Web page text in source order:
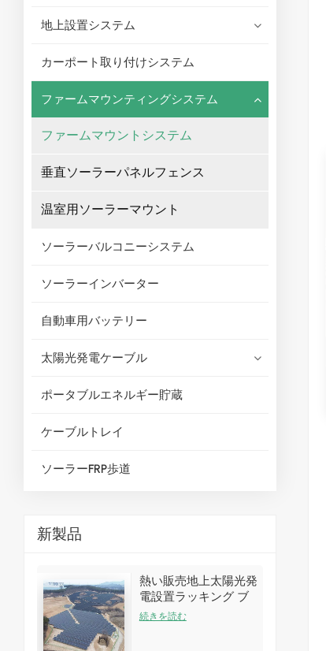
地上設置システム
カーポート取り付けシステム
ファームマウンティングシステム
ファームマウントシステム
垂直ソーラーパネルフェンス
温室用ソーラーマウント
ソーラーバルコニーシステム
ソーラーインバーター
自動車用バッテリー
太陽光発電ケーブル
ポータブルエネルギー貯蔵
ケーブルトレイ
ソーラーFRP歩道
新製品
熱い販売地上太陽光発
電設置ラッキング ブ
ラケット キット
続きを読む